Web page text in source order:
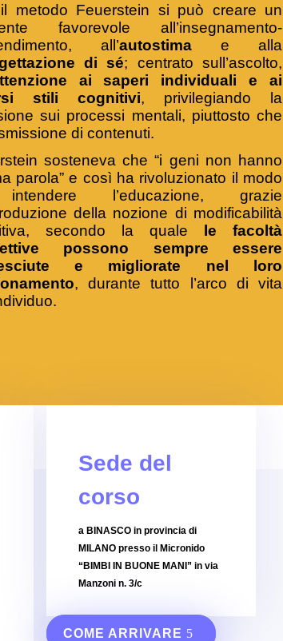
metodo Feuerstein si può creare un
favorevole all’insegnamento-
all’autostimae alla
di sé; centrato sull’ascolto,
ai saperi individuali e ai
stili cognitivi, privilegiando la
sui processi mentali, piuttosto che
di contenuti.
sosteneva che “i geni non hanno
parola” e così ha rivoluzionato il modo
l’educazione, grazie
della nozione di modificabilità
secondo la quale
le facoltà
possono sempre essere
e migliorate nel loro
, durante tutto l’arco di vita
Sede del
corso
a BINASCO in provincia di
MILANO presso il Micronido
“BIMBI IN BUONE MANI” in via
Manzoni n. 3/c
COME ARRIVARE